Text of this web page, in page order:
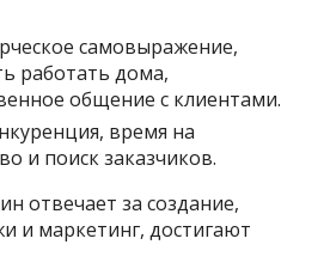
самовыражение,
работать дома,
общение с клиентами.
время на
и поиск заказчиков.
отвечает за создание,
и маркетинг, достигают